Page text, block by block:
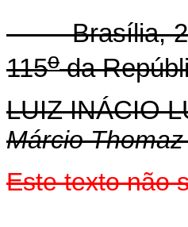
Brasília, 23
115oda
LUIZ INÁCIO
Márcio
Este texto não